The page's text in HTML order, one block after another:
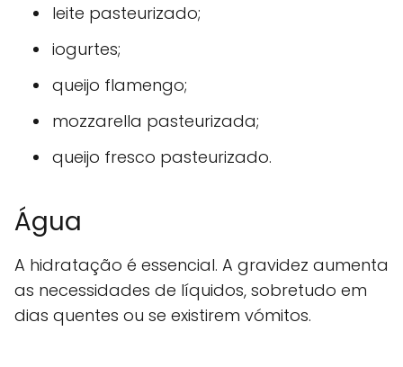
leite pasteurizado;
iogurtes;
queijo flamengo;
mozzarella pasteurizada;
queijo fresco pasteurizado.
Água
A hidratação é essencial. A gravidez aumenta
as necessidades de líquidos, sobretudo em
dias quentes ou se existirem vómitos.